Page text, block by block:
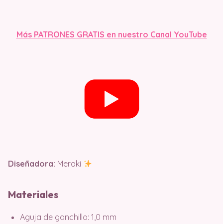
Más PATRONES GRATIS en nuestro Canal YouTube
Diseñadora: Meraki
Materiales
Aguja de ganchillo: 1,0 mm